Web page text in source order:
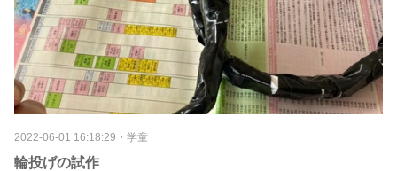
2022-06-01 16:18:29 ・ 学童
輪投げの試作